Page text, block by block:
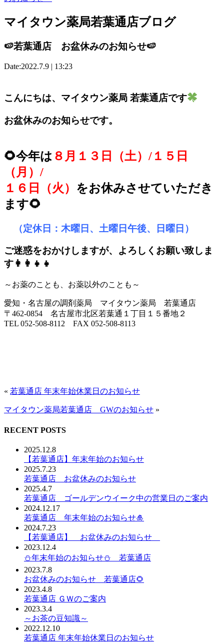
マイタウン薬局若葉通店ブログ
🍉若葉通店 お盆休みのお知らせ🍉
Date:2022.7.9 | 13:23
こんにちは、マイタウン薬局 若葉通店です
お盆休みのお知らせです。
🌻今年は ８月１３日（土）/ １５日
（月）/
１６日（火） をお休みさせていただき
ます🌻
（定休日：木曜日、土曜日午後、日曜日）
ご迷惑をおかけしますが、 よろしくお願い致しま
す👩‍👩‍👧‍👧
～お薬のことも、お薬以外のことも～
愛知・名古屋の調剤薬局 マイタウン薬局 若葉通店
〒462-0854 名古屋市北区若葉通１丁目１５番地２
TEL 052-508-8112 FAX 052-508-8113
« 若葉通店 年末年始休業日のお知らせ
マイタウン薬局若葉通店 GWのお知らせ »
RECENT POSTS
2025.12.8
【若葉通店】年末年始のお知らせ
2025.7.23
若葉通店 お盆休みのお知らせ
2025.4.7
若葉通店 ゴールデンウイーク中の営業日のご案内
2024.12.17
若葉通店 年末年始のお知らせ🎍
2024.7.23
【若葉通店】 お盆休みのお知らせ
2023.12.4
⛄年末年始のお知らせ⛄ 若葉通店
2023.7.8
お盆休みのお知らせ 若葉通店🌻
2023.4.8
若葉通店 ＧＷのご案内
2023.3.4
～お茶の豆知識～
2022.12.10
若葉通店 年末年始休業日のお知らせ